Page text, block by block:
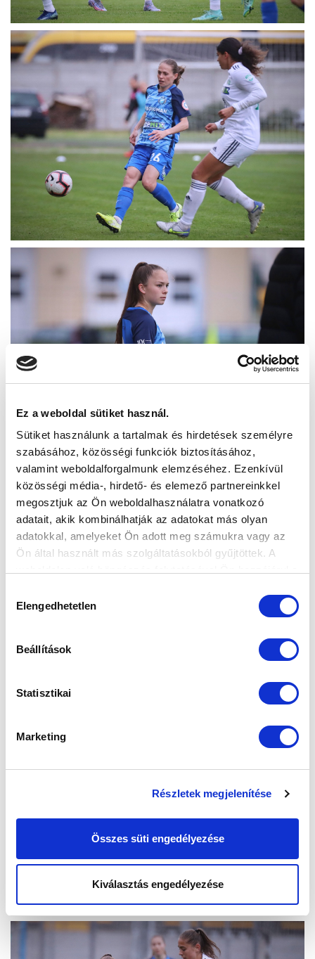
Ez a weboldal sütiket használ.
Sütiket használunk a tartalmak és hirdetések személyre
szabásához, közösségi funkciók biztosításához,
valamint weboldalforgalmunk elemzéséhez. Ezenkívül
közösségi média-, hirdető- és elemező partnereinkkel
megosztjuk az Ön weboldalhasználatra vonatkozó
adatait, akik kombinálhatják az adatokat más olyan
adatokkal, amelyeket Ön adott meg számukra vagy az
Ön által használt más szolgáltatásokból gyűjtöttek. A
kiválasztása
Elengedhetetlen
Beállítások
Statisztikai
Marketing
Részletek megjelenítése
Összes süti engedélyezése
Kiválasztás engedélyezése